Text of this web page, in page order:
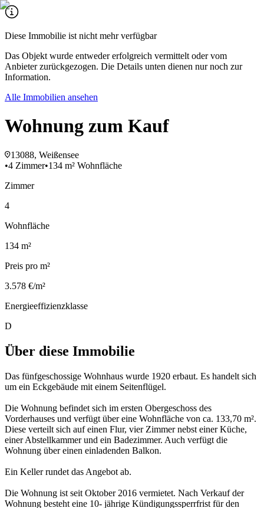
Diese Immobilie ist nicht mehr verfügbar
Das Objekt wurde entweder erfolgreich vermittelt oder vom
Anbieter zurückgezogen. Die Details unten dienen nur noch zur
Information.
Alle Immobilien ansehen
Wohnung zum Kauf
13088, Weißensee
•4 Zimmer•134 m² Wohnfläche
Zimmer
4
Wohnfläche
134 m²
Preis pro m²
3.578 €/m²
Energieeffizienzklasse
D
Über diese Immobilie
Das fünfgeschossige Wohnhaus wurde 1920 erbaut. Es handelt sich
um ein Eckgebäude mit einem Seitenflügel.
Die Wohnung befindet sich im ersten Obergeschoss des
Vorderhauses und verfügt über eine Wohnfläche von ca. 133,70 m².
Diese verteilt sich auf einen Flur, vier Zimmer nebst einer Küche,
einer Abstellkammer und ein Badezimmer. Auch verfügt die
Wohnung über einen einladenden Balkon.
Ein Keller rundet das Angebot ab.
Die Wohnung ist seit Oktober 2016 vermietet. Nach Verkauf der
Wohnung besteht eine 10- jährige Kündigungssperrfrist für den